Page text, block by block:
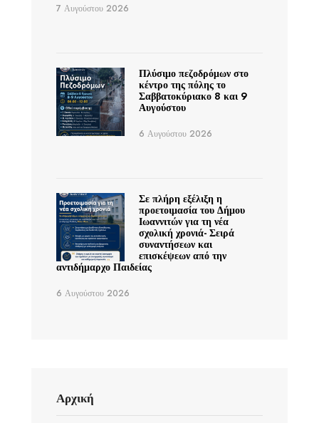
7 Αυγούστου 2026
Πλύσιμο πεζοδρόμων στο
κέντρο της πόλης το
Σαββατοκύριακο 8 και 9
Αυγούστου
6 Αυγούστου 2026
Σε πλήρη εξέλιξη η
προετοιμασία του Δήμου
Ιωαννιτών για τη νέα
σχολική χρονιά- Σειρά
συναντήσεων και
επισκέψεων από την
αντιδήμαρχο Παιδείας
6 Αυγούστου 2026
Αρχική